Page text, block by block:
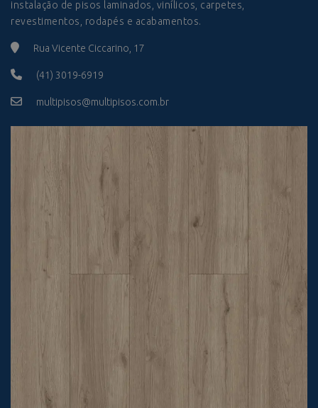
instalação de pisos laminados, vinílicos, carpetes,
revestimentos, rodapés e acabamentos.
Rua Vicente Ciccarino, 17
(41) 3019-6919
multipisos@multipisos.com.br